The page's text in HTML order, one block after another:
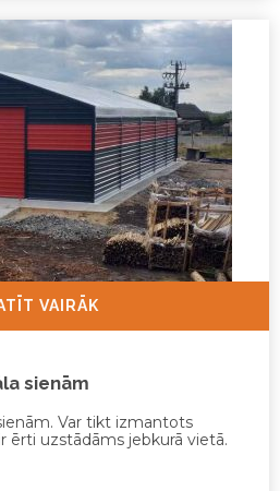
VAIRĀK
sienām
Var tikt izmantots
ērti uzstādāms jebkurā vietā.